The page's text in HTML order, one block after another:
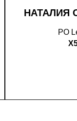
НАТАЛИЯ
PO